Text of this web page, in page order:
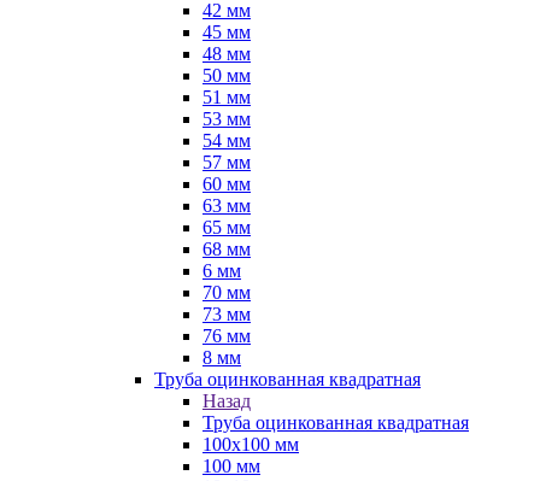
42 мм
45 мм
48 мм
50 мм
51 мм
53 мм
54 мм
57 мм
60 мм
63 мм
65 мм
68 мм
6 мм
70 мм
73 мм
76 мм
8 мм
Труба оцинкованная квадратная
Назад
Труба оцинкованная квадратная
100х100 мм
100 мм